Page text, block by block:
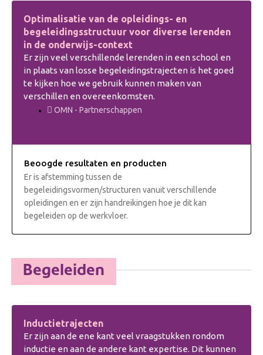
Optimalisatie van de opleidings- en
begeleidingsstructuur voor diverse lerenden
in de onderwijs-context
Er zijn veel verschillende lerenden in een school en
in plaats van losse begeleidingstrajecten is het goed
te kijken hoe we gebruik kunnen maken van
verschillen en overeenkomsten.
OMN - Partnerschappen
Beoogde resultaten en producten
Er is afstemming tussen de
begeleidingsvormen/structuren vanuit verschillende
opleidingen en er zijn handreikingen hoe je dit kan
begeleiden op de werkvloer.
Begeleiden
Inductietrajecten
Er zijn aan de ene kant veel vraagstukken rondom
inductie en aan de andere kant expertise. Dit kunnen